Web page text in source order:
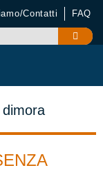
Contatti FAQ